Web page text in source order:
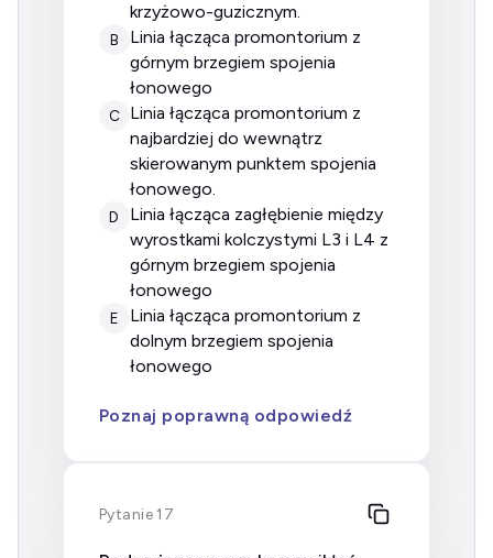
krzyżowo-guzicznym.
B
linia łącząca promontorium z
górnym brzegiem spojenia
łonowego
C
linia łącząca promontorium z
najbardziej do wewnątrz
skierowanym punktem spojenia
łonowego.
D
linia łącząca zagłębienie między
wyrostkami kolczystymi L3 i L4 z
górnym brzegiem spojenia
łonowego
E
linia łącząca promontorium z
dolnym brzegiem spojenia
łonowego
Poznaj poprawną odpowiedź
Pytanie 17